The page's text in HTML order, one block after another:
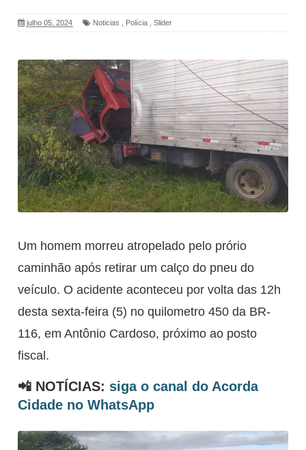
julho 05, 2024 Noticias Polícia Slider
Um homem morreu atropelado pelo prório
caminhão após retirar um calço do pneu do
veículo. O acidente aconteceu por volta das 12h
desta sexta-feira (5) no quilometro 450 da BR-
116, em Antônio Cardoso, próximo ao posto
fiscal.
📲 NOTÍCIAS: siga o canal do Acorda
Cidade no WhatsApp